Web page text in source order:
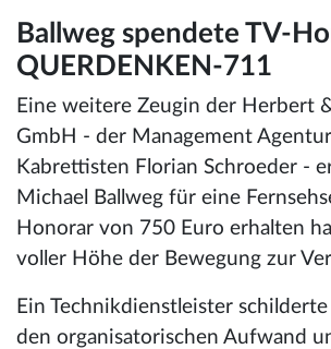
Ballweg spendete TV-
QUERDENKEN-711
Eine weitere Zeugin der Herbert
GmbH - der Management
Kabrettisten Florian Schroeder -
Michael Ballweg für eine
Honorar von 750 Euro erhalten
voller Höhe der Bewegung zur
Ein Technikdienstleister
den organisatorischen Aufwand